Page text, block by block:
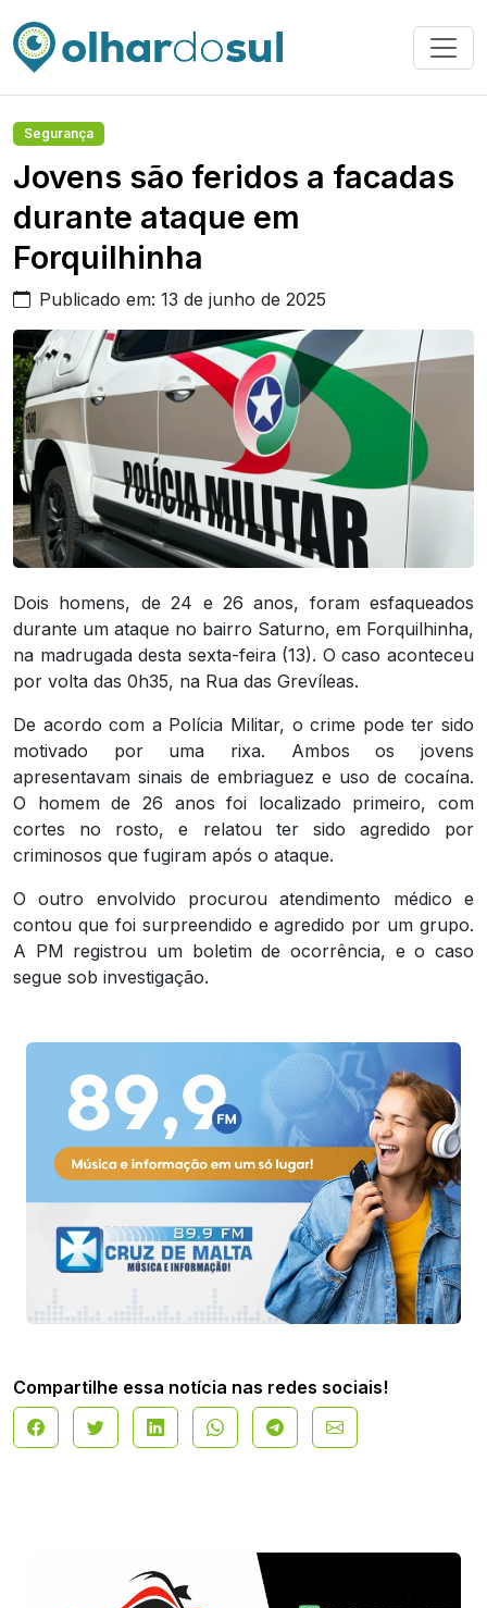
Segurança
Jovens são feridos a facadas
durante ataque em
Forquilhinha
Publicado em: 13 de junho de 2025
Dois homens, de 24 e 26 anos, foram esfaqueados
durante um ataque no bairro Saturno, em Forquilhinha,
na madrugada desta sexta-feira (13). O caso aconteceu
por volta das 0h35, na Rua das Grevíleas.
De acordo com a Polícia Militar, o crime pode ter sido
motivado por uma rixa. Ambos os jovens
apresentavam sinais de embriaguez e uso de cocaína.
O homem de 26 anos foi localizado primeiro, com
cortes no rosto, e relatou ter sido agredido por
criminosos que fugiram após o ataque.
O outro envolvido procurou atendimento médico e
contou que foi surpreendido e agredido por um grupo.
A PM registrou um boletim de ocorrência, e o caso
segue sob investigação.
Compartilhe essa notícia nas redes sociais!